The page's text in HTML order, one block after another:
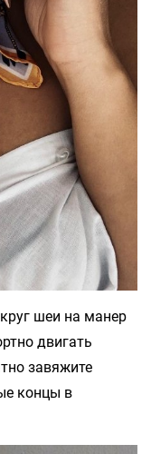
шеи на манер
двигать
завяжите
концы в